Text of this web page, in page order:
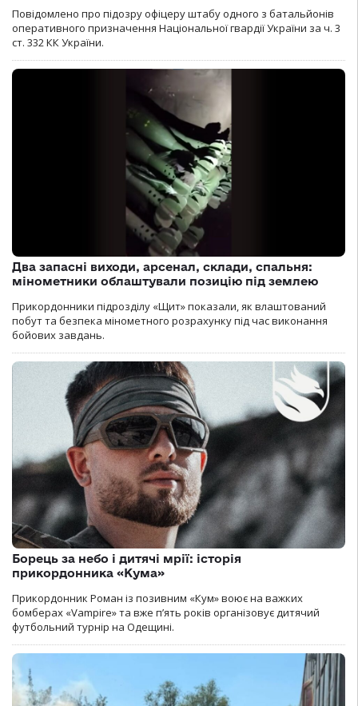
Повідомлено про підозру офіцеру штабу одного з батальйонів
оперативного призначення Національної гвардії України за ч. 3
ст. 332 КК України.
Два запасні виходи, арсенал, склади, спальня:
мінометники облаштували позицію під землею
Прикордонники підрозділу «Щит» показали, як влаштований
побут та безпека мінометного розрахунку під час виконання
бойових завдань.
Борець за небо і дитячі мрії: історія
прикордонника «Кума»
Прикордонник Роман із позивним «Кум» воює на важких
бомберах «Vampire» та вже п’ять років організовує дитячий
футбольний турнір на Одещині.